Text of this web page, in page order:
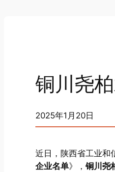
铜川尧
2025年1月20日
近日，陕西省工业和
企业名单》， 铜川尧